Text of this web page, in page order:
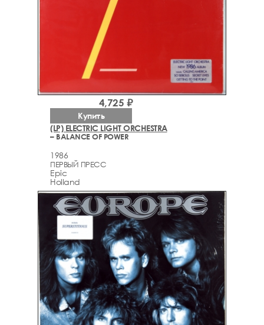
(LP) ELECTRIC LIGHT ORCHESTRA
– BALANCE OF POWER
1986
ПЕРВЫЙ ПРЕСС
Epic
Holland
4,725 ₽
Купить